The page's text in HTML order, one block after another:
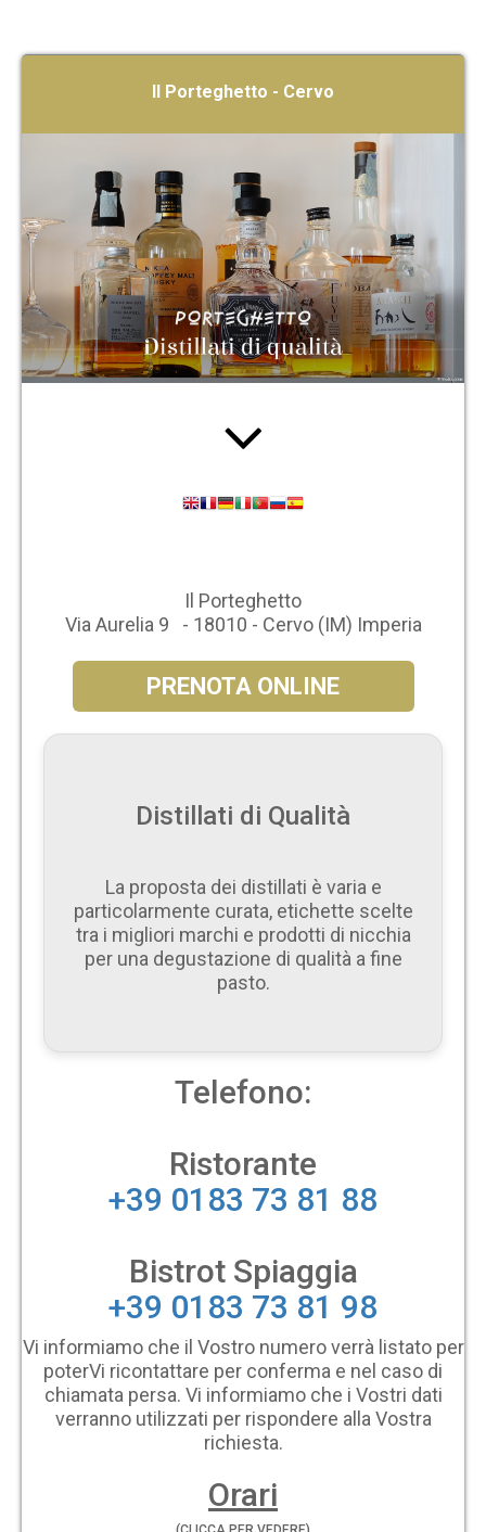
Il Porteghetto - Cervo
Il Porteghetto
Via Aurelia 9 - 18010 - Cervo (IM) Imperia
PRENOTA ONLINE
Distillati di Qualità
La proposta dei distillati è varia e
particolarmente curata, etichette scelte
tra i migliori marchi e prodotti di nicchia
per una degustazione di qualità a fine
pasto.
Telefono:
Ristorante
+39 0183 73 81 88
Bistrot Spiaggia
+39 0183 73 81 98
Vi informiamo che il Vostro numero verrà listato per
poterVi ricontattare per conferma e nel caso di
chiamata persa. Vi informiamo che i Vostri dati
verranno utilizzati per rispondere alla Vostra
richiesta.
Orari